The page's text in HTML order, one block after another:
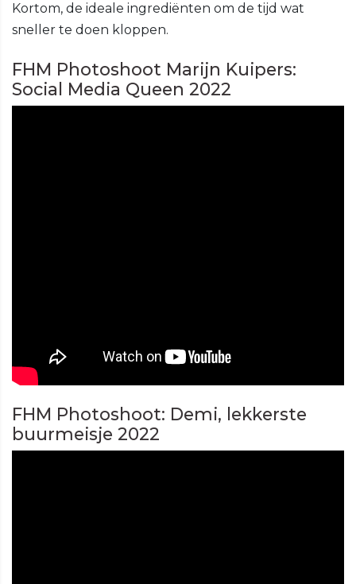
Kortom, de ideale ingrediënten om de tijd wat
sneller te doen kloppen.
FHM Photoshoot Marijn Kuipers:
Social Media Queen 2022
FHM Photoshoot: Demi, lekkerste
buurmeisje 2022